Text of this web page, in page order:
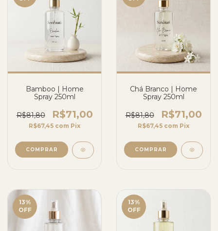
Bamboo | Home
Spray 250ml
R$81,80 R$71,00
R$67,45 com Pix
Chá Branco | Home
Spray 250ml
R$81,80 R$71,00
R$67,45 com Pix
13%
OFF
13%
OFF